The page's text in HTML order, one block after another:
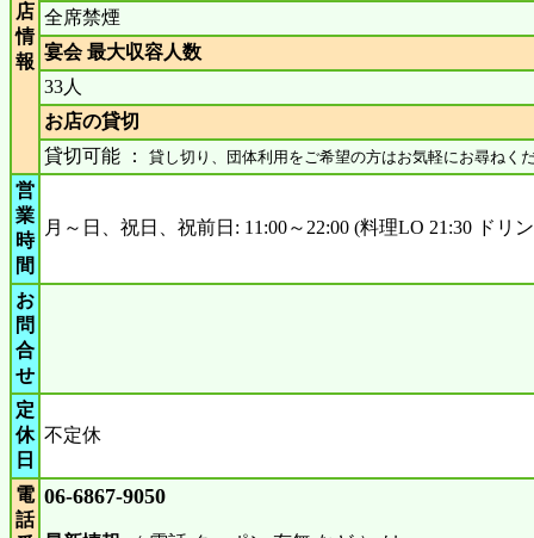
店
情
報
全席禁煙
宴会 最大収容人数
33人
お店の貸切
貸切可能 ： 貸し切り、団体利用をご希望の方はお気軽にお尋ねく
営
業
時
間
月～日、祝日、祝前日: 11:00～22:00 (料理LO 21:30 ドリ
お
問
合
せ
定
休
日
不定休
電
話
06-6867-9050